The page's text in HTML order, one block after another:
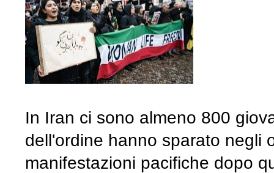
In Iran ci sono almeno 800
dell'ordine hanno sparato negli
manifestazioni pacifiche dopo